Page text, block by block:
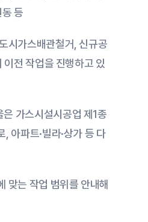
등
시가스배관철거, 신규공
전 작업을 진행하고 있
가스시설시공업 제1종
아파트·빌라·상가 등 다
맞는 작업 범위를 안내해